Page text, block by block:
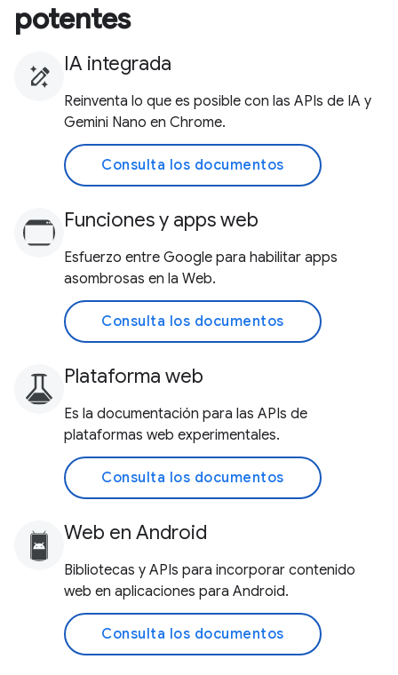
potentes
IA integrada
Reinventa lo que es posible con las APIs de IA y
Gemini Nano en Chrome.
Consulta los documentos
Funciones y apps web
Esfuerzo entre Google para habilitar apps
asombrosas en la Web.
Consulta los documentos
Plataforma web
Es la documentación para las APIs de
plataformas web experimentales.
Consulta los documentos
Web en Android
Bibliotecas y APIs para incorporar contenido
web en aplicaciones para Android.
Consulta los documentos